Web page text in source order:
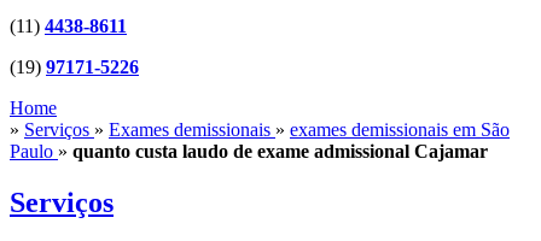
(11) 4438-8611
(19) 97171-5226
Home
» Serviços » Exames demissionais » exames demissionais em São
Paulo » quanto custa laudo de exame admissional Cajamar
Serviços